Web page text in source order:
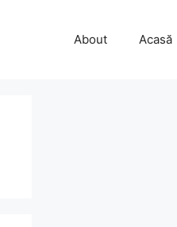
About Acasă